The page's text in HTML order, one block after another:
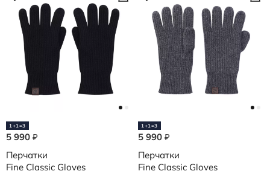
1+1=3
5 990 ₽
Перчатки
Fine Classic Gloves
1+1=3
5 990 ₽
Перчатки
Fine Classic Gloves